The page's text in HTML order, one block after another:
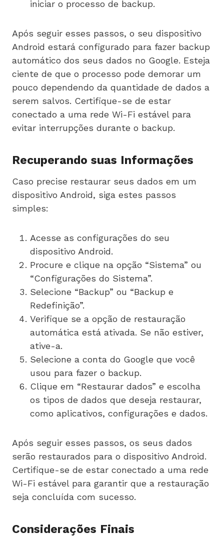
iniciar o processo de backup.
Após seguir esses passos, o seu dispositivo
Android estará configurado para fazer backup
automático dos seus dados no Google. Esteja
ciente de que o processo pode demorar um
pouco dependendo da quantidade de dados a
serem salvos. Certifique-se de estar
conectado a uma rede Wi-Fi estável para
evitar interrupções durante o backup.
Recuperando suas Informações
Caso precise restaurar seus dados em um
dispositivo Android, siga estes passos
simples:
Acesse as configurações do seu
dispositivo Android.
Procure e clique na opção “Sistema” ou
“Configurações do Sistema”.
Selecione “Backup” ou “Backup e
Redefinição”.
Verifique se a opção de restauração
automática está ativada. Se não estiver,
ative-a.
Selecione a conta do Google que você
usou para fazer o backup.
Clique em “Restaurar dados” e escolha
os tipos de dados que deseja restaurar,
como aplicativos, configurações e dados.
Após seguir esses passos, os seus dados
serão restaurados para o dispositivo Android.
Certifique-se de estar conectado a uma rede
Wi-Fi estável para garantir que a restauração
seja concluída com sucesso.
Considerações Finais